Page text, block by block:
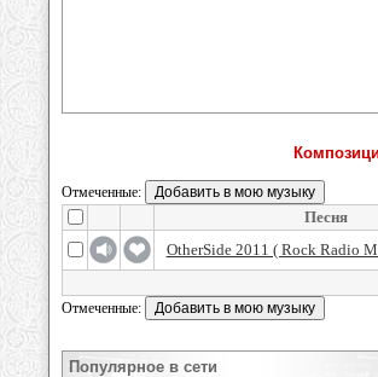
Отмеченные:
Песня
OtherSide 2011 ( Rock Radio
Отмеченные:
Популярное в сети